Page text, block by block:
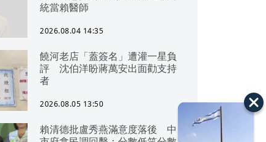
統當賴醫師
2026.08.04 14:35
饒河老店「蓋簽名」遭灌一星負
評 沈伯洋盼蔣萬安出面勸支持
者
2026.08.05 13:50
賴清德批盧秀燕滿意度落後 中